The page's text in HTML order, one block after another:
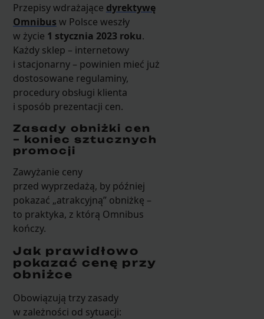
Przepisy wdrażające dyrektywę
Omnibus w Polsce weszły
w życie 1 stycznia 2023 roku.
Każdy sklep – internetowy
i stacjonarny – powinien mieć już
dostosowane regulaminy,
procedury obsługi klienta
i sposób prezentacji cen.
Zasady obniżki cen
– koniec sztucznych
promocji
Zawyżanie ceny
przed wyprzedażą, by później
pokazać „atrakcyjną” obniżkę –
to praktyka, z którą Omnibus
kończy.
Jak prawidłowo
pokazać cenę przy
obniżce
Obowiązują trzy zasady
w zależności od sytuacji: